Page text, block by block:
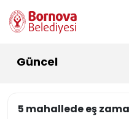
Güncel
5 mahallede eş